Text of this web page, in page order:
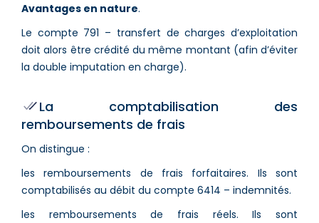
Avantages en nature.
Le compte 791 – transfert de charges d’exploitation
doit alors être crédité du même montant (afin d’éviter
la double imputation en charge).
La comptabilisation des
remboursements de frais
On distingue :
les remboursements de frais forfaitaires. Ils sont
comptabilisés au débit du compte 6414 – indemnités.
les remboursements de frais réels. Ils sont